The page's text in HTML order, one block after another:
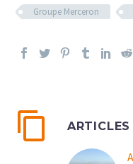
Groupe Merceron